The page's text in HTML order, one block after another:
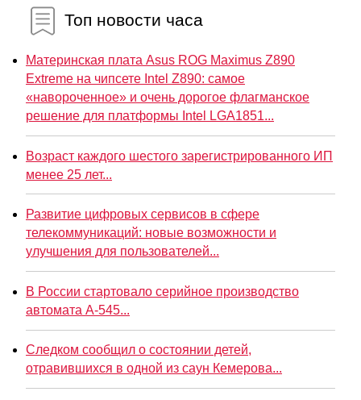
Топ новости часа
Материнская плата Asus ROG Maximus Z890
Extreme на чипсете Intel Z890: самое
«навороченное» и очень дорогое флагманское
решение для платформы Intel LGA1851...
Возраст каждого шестого зарегистрированного ИП
менее 25 лет...
Развитие цифровых сервисов в сфере
телекоммуникаций: новые возможности и
улучшения для пользователей...
В России стартовало серийное производство
автомата А-545...
Следком сообщил о состоянии детей,
отравившихся в одной из саун Кемерова...